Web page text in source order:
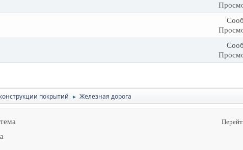
покрытий ► Железная дорога